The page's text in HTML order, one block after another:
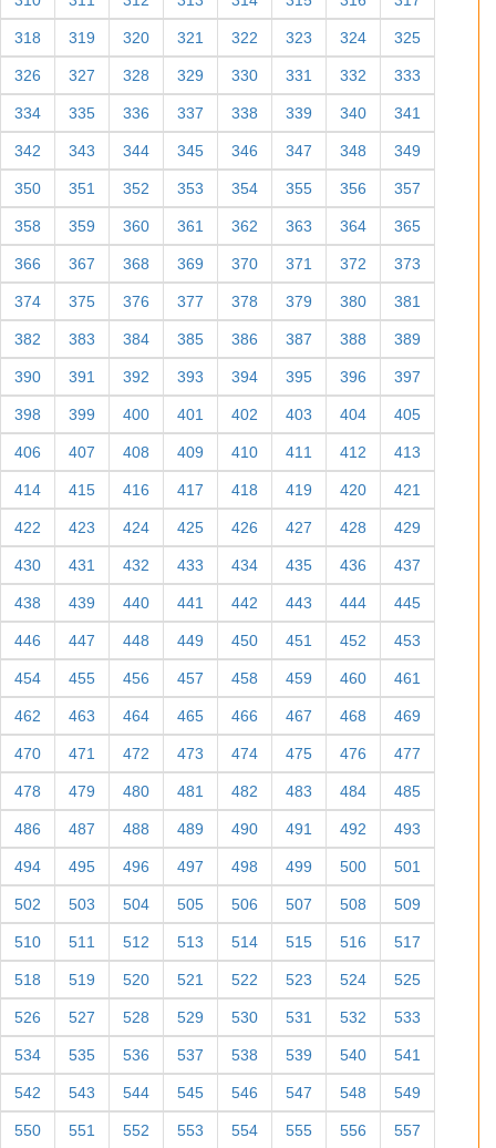
262 263 264 265 266 267 268 269
270 271 272 273 274 275 276 277
278 279 280 281 282 283 284 285
286 287 288 289 290 291 292 293
294 295 296 297 298 299 300 301
302 303 304 305 306 307 308 309
310 311 312 313 314 315 316 317
318 319 320 321 322 323 324 325
326 327 328 329 330 331 332 333
334 335 336 337 338 339 340 341
342 343 344 345 346 347 348 349
350 351 352 353 354 355 356 357
358 359 360 361 362 363 364 365
366 367 368 369 370 371 372 373
374 375 376 377 378 379 380 381
382 383 384 385 386 387 388 389
390 391 392 393 394 395 396 397
398 399 400 401 402 403 404 405
406 407 408 409 410 411 412 413
414 415 416 417 418 419 420 421
422 423 424 425 426 427 428 429
430 431 432 433 434 435 436 437
438 439 440 441 442 443 444 445
446 447 448 449 450 451 452 453
454 455 456 457 458 459 460 461
462 463 464 465 466 467 468 469
470 471 472 473 474 475 476 477
478 479 480 481 482 483 484 485
486 487 488 489 490 491 492 493
494 495 496 497 498 499 500 501